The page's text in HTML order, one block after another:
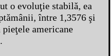
o evoluţie stabilă, ea
între 1,3576 şi
americane